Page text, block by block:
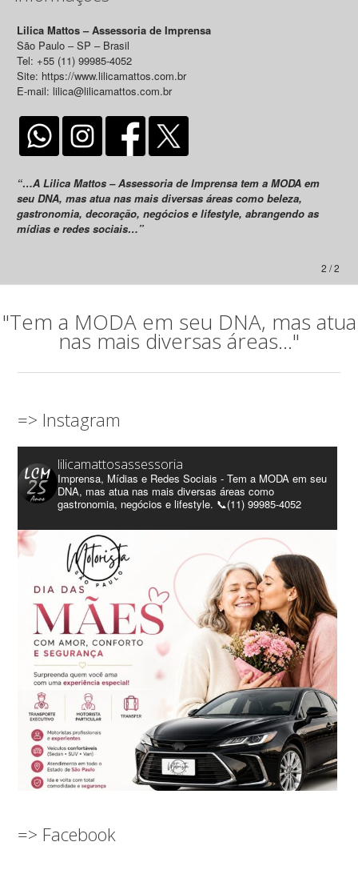
Lilica Mattos – Assessoria de Imprensa
São Paulo – SP – Brasil
Tel: +55 (11) 99985-4052
Site: https://www.lilicamattos.com.br
E-mail: lilica@lilicamattos.com.br
“…A Lilica Mattos – Assessoria de Imprensa tem a MODA em
seu DNA, mas atua nas mais diversas áreas como beleza,
gastronomia, decoração, negócios e lifestyle, abrangendo as
mídias e redes sociais…”
2 / 2
"Tem a MODA em seu DNA, mas atua
nas mais diversas áreas..."
=> Instagram
lilicamattosassessoria
Imprensa, Mídias e Redes Sociais - Tem a MODA em seu
DNA, mas atua nas mais diversas áreas como
gastronomia, negócios e lifestyle. 📞(11) 99985-4052
=> Facebook